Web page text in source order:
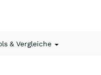
& Vergleiche